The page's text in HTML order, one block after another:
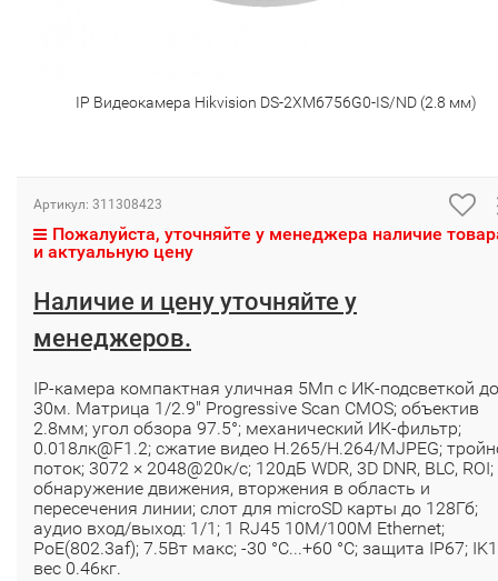
IP Видеокамера Hikvision DS-2XM6756G0-IS/ND (2.8 мм)
Артикул: 311308423
Пожалуйста, уточняйте у менеджера наличие
и актуальную цену
Наличие и цену уточняйте у
менеджеров.
IP-камера компактная уличная 5Мп с ИК-подсветкой до
30м. Матрица 1/2.9" Progressive Scan CMOS; объектив
2.8мм; угол обзора 97.5°; механический ИК-фильтр;
0.018лк@F1.2; сжатие видео H.265/H.264/MJPEG;
поток; 3072 × 2048@20к/с; 120дБ WDR, 3D DNR, BLC, ROI;
обнаружение движения, вторжения в область и
пересечения линии; слот для microSD карты до 128Гб;
аудио вход/выход: 1/1; 1 RJ45 10M/100M Ethernet;
PoE(802.3af); 7.5Вт макс; -30 °C...+60 °C; защита IP67;
вес 0.46кг.